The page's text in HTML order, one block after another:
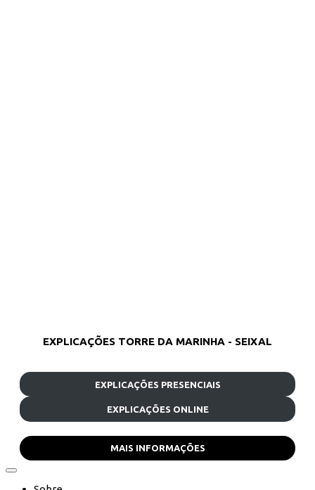
EXPLICAÇÕES TORRE DA MARINHA - SEIXAL
EXPLICAÇÕES PRESENCIAIS
EXPLICAÇÕES ONLINE
MAIS INFORMAÇÕES